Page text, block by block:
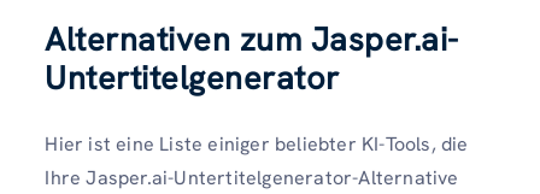
Alternativen zum Jasper.ai-
Untertitelgenerator
Hier ist eine Liste einiger beliebter KI-Tools, die
Ihre Jasper.ai-Untertitelgenerator-Alternative